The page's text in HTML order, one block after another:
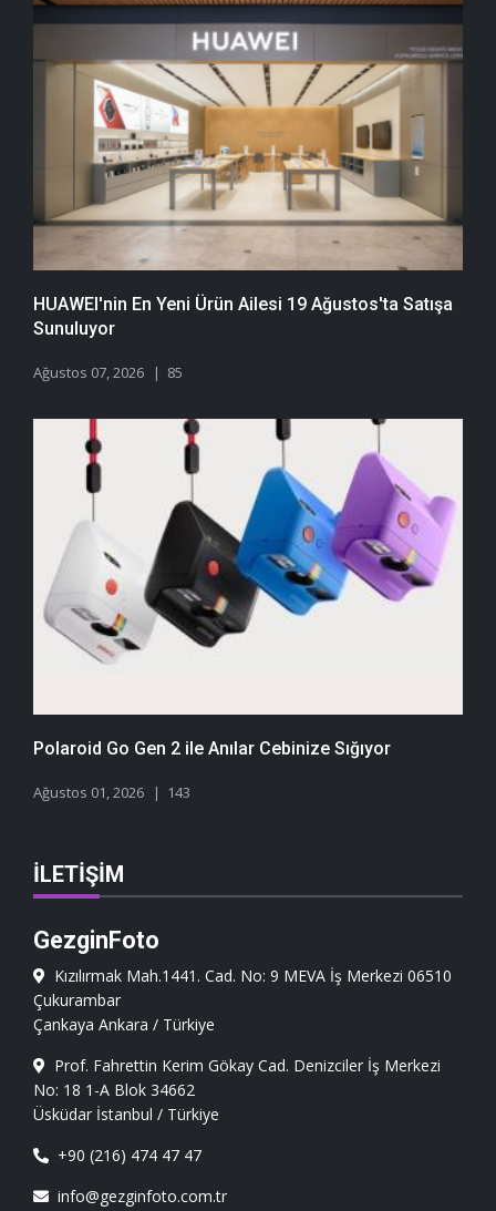
HUAWEI'nin En Yeni Ürün Ailesi 19 Ağustos'ta Satışa
Sunuluyor
Ağustos 07, 2026 85
Polaroid Go Gen 2 ile Anılar Cebinize Sığıyor
Ağustos 01, 2026 143
İLETIŞIM
GezginFoto
Kızılırmak Mah.1441. Cad. No: 9 MEVA İş Merkezi 06510
Çukurambar
Çankaya Ankara / Türkiye
Prof. Fahrettin Kerim Gökay Cad. Denizciler İş Merkezi
No: 18 1-A Blok 34662
Üsküdar İstanbul / Türkiye
+90 (216) 474 47 47
info@gezginfoto.com.tr